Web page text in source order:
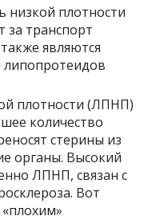
низкой плотности
транспорт
являются
плотности (ЛПНП)
количество
стерины из
органы. Высокий
ЛПНП, связан с
Вот